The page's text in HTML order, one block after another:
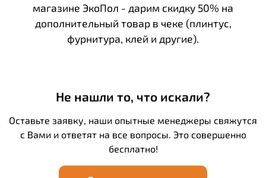
магазине ЭкоПол - дарим скидку 50% на
дополнительный товар в чеке (плинтус,
фурнитура, клей и другие).
Не нашли то, что искали?
Оставьте заявку, наши опытные менеджеры свяжутся
с Вами и ответят на все вопросы. Это совершенно
бесплатно!